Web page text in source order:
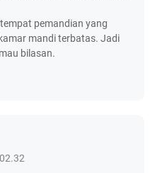
pemandian yang
mandi terbatas. Jadi
bilasan.